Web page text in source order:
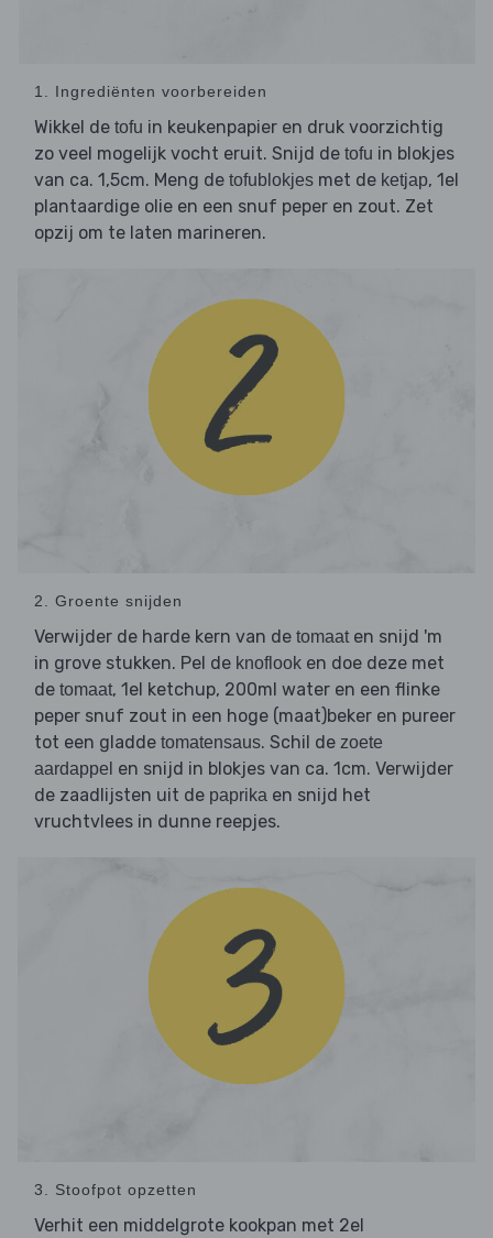
1. Ingrediënten voorbereiden
Wikkel de tofu in keukenpapier en druk voorzichtig
zo veel mogelijk vocht eruit. Snijd de tofu in blokjes
van ca. 1,5cm. Meng de tofublokjes met de ketjap, 1el
plantaardige olie en een snuf peper en zout. Zet
opzij om te laten marineren.
2. Groente snijden
Verwijder de harde kern van de tomaaten snijd 'm
in grove stukken. Pel de knoflook en doe deze met
de tomaat, 1el ketchup, 200ml water en een flinke
peper snuf zout in een hoge (maat)beker en pureer
tot een gladde tomatensaus. Schil de zoete
aardappel en snijd in blokjes van ca. 1cm. Verwijder
de zaadlijsten uit de paprika en snijd het
vruchtvlees in dunne reepjes.
3. Stoofpot opzetten
Verhit een middelgrote kookpan met 2el